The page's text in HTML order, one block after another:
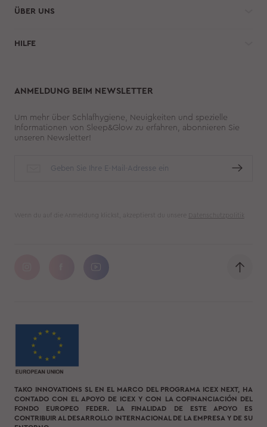
ÜBER UNS
HILFE
ANMELDUNG BEIM NEWSLETTER
Um mehr über Schlafhygiene, Neuigkeiten und spezielle
Informationen von Sleep&Glow zu erfahren, abonnieren Sie
unseren Newsletter!
Wenn du auf die Anmeldung klickst, akzeptierst du unsere Datenschutzpolitik
TAKO INNOVATIONS SL EN EL MARCO DEL PROGRAMA ICEX NEXT, HA
CONTADO CON EL APOYO DE ICEX Y CON LA COFINANCIACIÓN DEL
FONDO EUROPEO FEDER. LA FINALIDAD DE ESTE APOYO ES
CONTRIBUIR AL DESARROLLO INTERNACIONAL DE LA EMPRESA Y DE SU